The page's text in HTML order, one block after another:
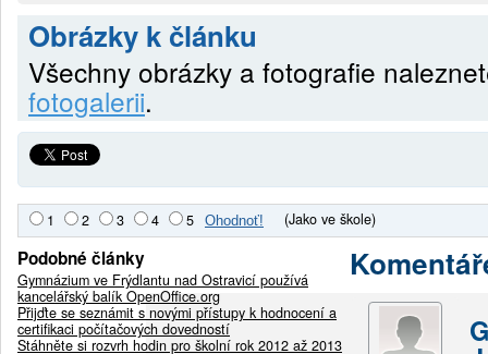
Obrázky k článku
Všechny obrázky a fotografie
fotogalerii.
1 2 3 4 5 (Jako ve škole)
Podobné články
Gymnázium ve Frýdlantu nad Ostravicí používá
kancelářský balík OpenOffice.org
Přijďte se seznámit s novými přístupy k hodnocení a
certifikaci počítačových dovedností
Stáhněte si rozvrh hodin pro školní rok 2012 až 2013